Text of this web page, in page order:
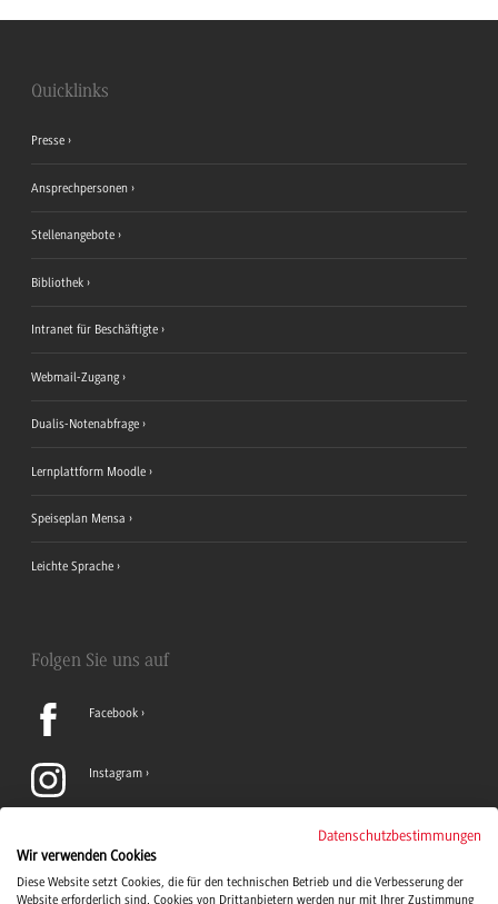
Quicklinks
Presse
Ansprechpersonen
Stellenangebote
Bibliothek
Intranet für Beschäftigte
Webmail-Zugang
Dualis-Notenabfrage
Lernplattform Moodle
Speiseplan Mensa
Leichte Sprache
Folgen Sie uns auf
Facebook
Instagram
TikTok
Datenschutzbestimmungen
Wir verwenden Cookies
Diese Website setzt Cookies, die für den technischen Betrieb und die Verbesserung der
Website erforderlich sind. Cookies von Drittanbietern werden nur mit Ihrer Zustimmung